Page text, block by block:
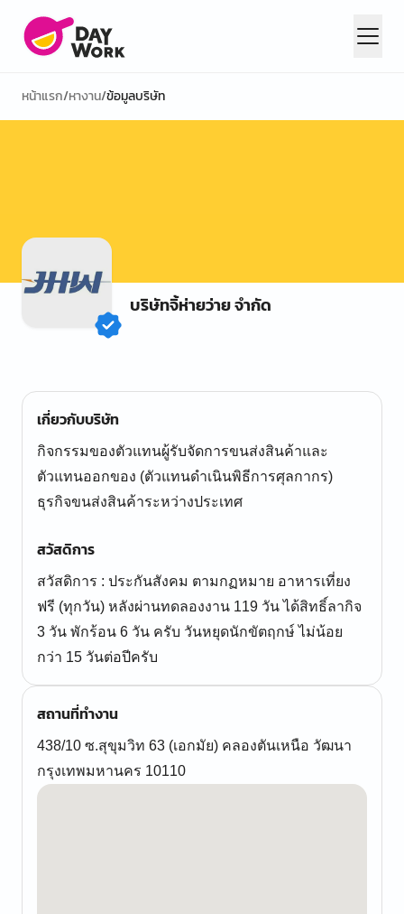
หน้าแรก/หางาน/ข้อมูลบริษัท
บริษัทจิ้ห่ายว่าย จำกัด
เกี่ยวกับบริษัท
กิจกรรมของตัวแทนผู้รับจัดการขนส่งสินค้าและ
ตัวแทนออกของ (ตัวแทนดำเนินพิธีการศุลกากร)
ธุรกิจขนส่งสินค้าระหว่างประเทศ
สวัสดิการ
สวัสดิการ : ประกันสังคม ตามกฏหมาย อาหารเที่ยง
ฟรี (ทุกวัน) หลังผ่านทดลองงาน 119 วัน ได้สิทธิ์ลากิจ
3 วัน พักร้อน 6 วัน ครับ วันหยุดนักขัตฤกษ์ ไม่น้อย
กว่า 15 วันต่อปีครับ
สถานที่ทำงาน
438/10 ซ.สุขุมวิท 63 (เอกมัย) คลองตันเหนือ วัฒนา
กรุงเทพมหานคร 10110